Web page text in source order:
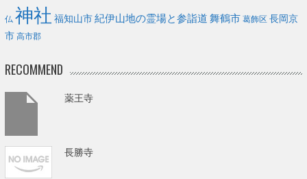
仏 神社 福知山市紀伊山地の霊場と参詣道 舞鶴市 葛飾区 長岡京
市 高市郡
RECOMMEND
薬王寺
長勝寺